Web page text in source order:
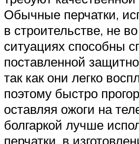
Обычные перчатки,
в строительстве, не
ситуациях способны
поставленной
так как они легко
поэтому быстро
оставляя ожоги на
болгаркой лучше
перчатки, в